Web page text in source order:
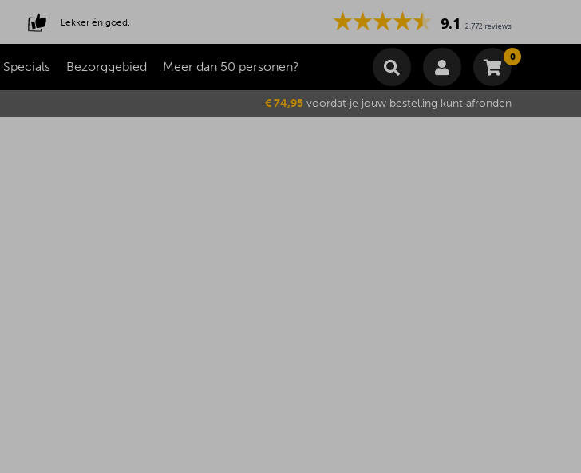
Lekker én goed. 9.1 2.772 reviews
Specials Bezorggebied Meer dan 50 personen?
0
Winkelmand
Subtotaal €0,00
€ 74,95 voordat je jouw bestelling kunt afronden